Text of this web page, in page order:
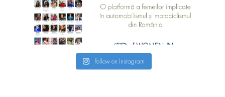
Follow on Instagram